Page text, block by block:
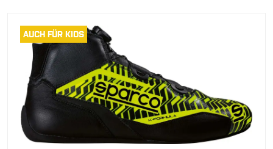
AUCH FÜR KIDS